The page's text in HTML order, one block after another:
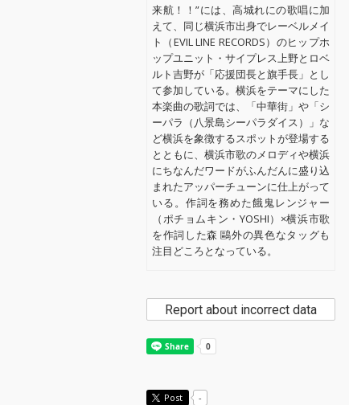
来航！！”には、高城れにの歌唱に加
えて、同じ横浜市出身でレーベルメイ
ト（EVIL LINE RECORDS）のヒップホ
ップユニット・サイプレス上野とロベ
ルト吉野が「応援団長と旗手長」とし
て参加している。横浜をテーマにした
本楽曲の歌詞では、「中華街」や「シ
ーパラ（八景島シーパラダイス）」な
ど横浜を象徴するスポットが登場する
とともに、横浜市歌のメロディや横浜
にちなんだワードがふんだんに盛り込
まれたアッパーチューンに仕上がって
いる。作詞を務めた餓⻤レンジャー
（ポチョムキン・YOSHI）×横浜市歌
を作詞した森 鷗外の異色なタッグも
注目どころとなっている。
Report about incorrect data
Post -